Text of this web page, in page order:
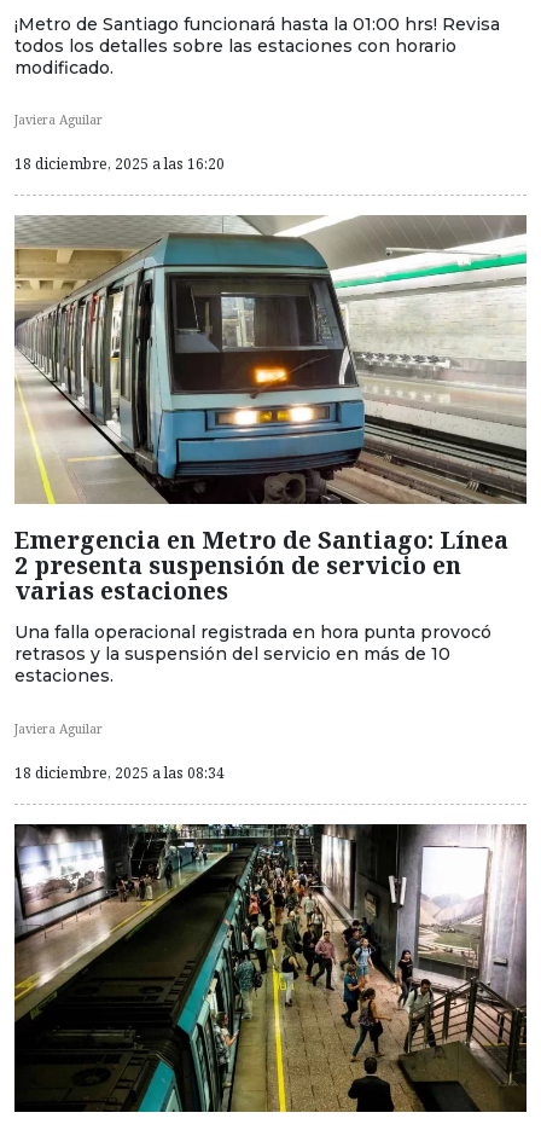
¡Metro de Santiago funcionará hasta la 01:00 hrs! Revisa
todos los detalles sobre las estaciones con horario
modificado.
Javiera Aguilar
18 diciembre, 2025 a las 16:20
Emergencia en Metro de Santiago: Línea
2 presenta suspensión de servicio en
varias estaciones
Una falla operacional registrada en hora punta provocó
retrasos y la suspensión del servicio en más de 10
estaciones.
Javiera Aguilar
18 diciembre, 2025 a las 08:34